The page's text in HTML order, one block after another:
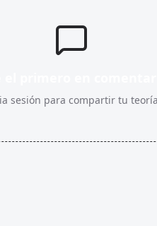
sesión para compartir tu